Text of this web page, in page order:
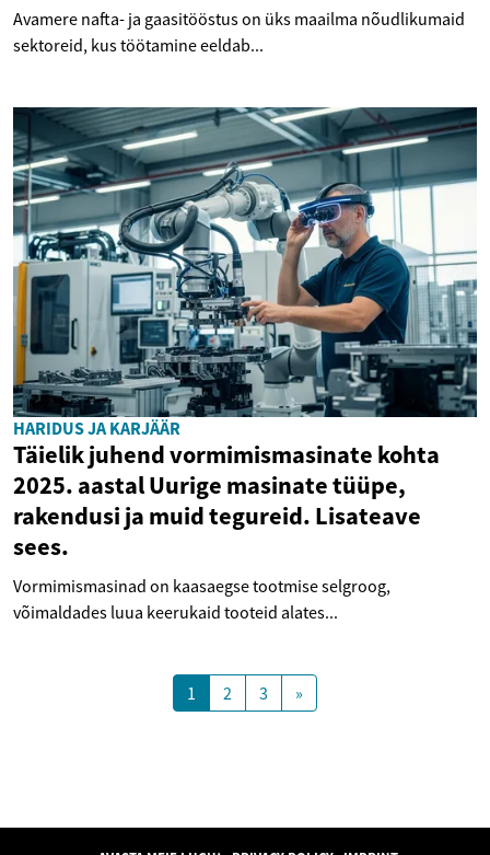
Avamere nafta- ja gaasitööstus on üks maailma nõudlikumaid
sektoreid, kus töötamine eeldab...
HARIDUS JA KARJÄÄR
Täielik juhend vormimismasinate kohta
2025. aastal Uurige masinate tüüpe,
rakendusi ja muid tegureid. Lisateave
sees.
Vormimismasinad on kaasaegse tootmise selgroog,
võimaldades luua keerukaid tooteid alates...
1 2 3 »